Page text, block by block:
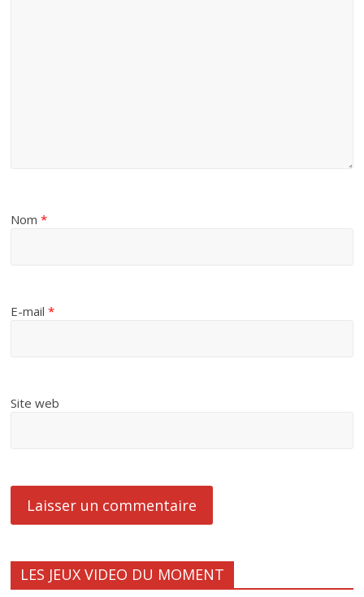
Nom*
E-mail*
Site web
LES JEUX VIDEO DU MOMENT